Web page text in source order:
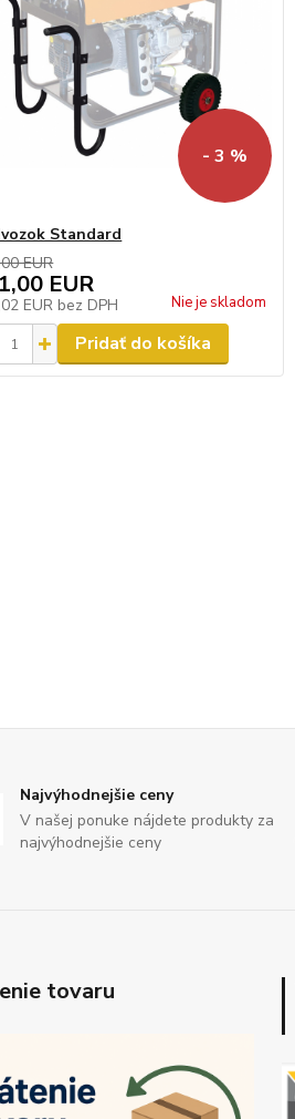
- 3 %
Standard
EUR
EUR
EUR bez DPH Nie je skladom
Pridať do košíka
Najvýhodnejšie ceny
V našej ponuke nájdete produkty za
najvýhodnejšie ceny
tovaru